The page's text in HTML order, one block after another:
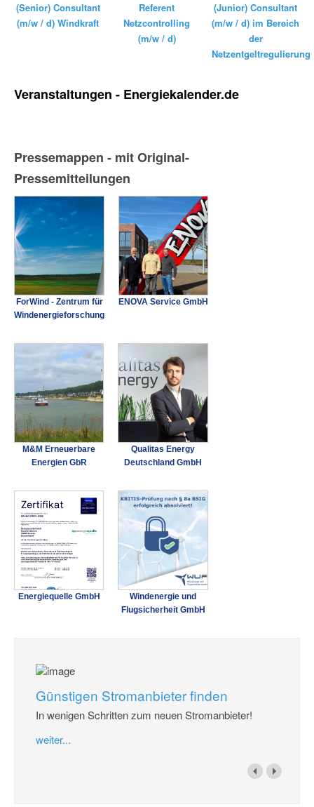
(Senior) Consultant
(m/w / d) Windkraft
Referent
Netzcontrolling
(m/w / d)
(Junior) Consultant
(m/w / d) im Bereich
der
Netzentgeltregulierung
Veranstaltungen - Energiekalender.de
Pressemappen - mit Original-
Pressemitteilungen
ForWind - Zentrum für
Windenergieforschung
ENOVA Service GmbH
M&M Erneuerbare
Energien GbR
Qualitas Energy
Deutschland GmbH
Energiequelle GmbH
Windenergie und
Flugsicherheit GmbH
Günstigen Stromanbieter finden
In wenigen Schritten zum neuen Stromanbieter!
weiter...